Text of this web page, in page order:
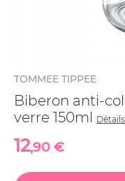
TOMMEE TIPPEE
Biberon anti-
verre 150ml Détails
12,90 €